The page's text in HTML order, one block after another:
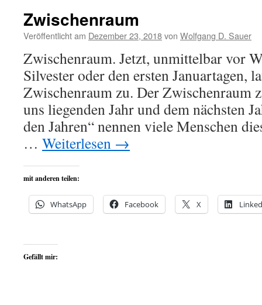
Zwischenraum
Veröffentlicht am Dezember 23, 2018von Wolfgang D. Sauer
Zwischenraum. Jetzt, unmittelbar vor
Silvester oder den ersten Januartagen,
Zwischenraum zu. Der Zwischenraum
uns liegenden Jahr und dem nächsten
den Jahren“ nennen viele Menschen
… Weiterlesen →
mit anderen teilen:
WhatsApp Facebook X
Gefällt mir: